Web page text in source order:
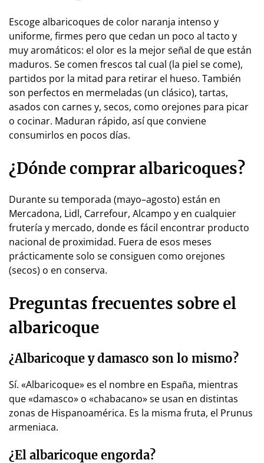
Escoge albaricoques de color naranja intenso y
uniforme, firmes pero que cedan un poco al tacto y
muy aromáticos: el olor es la mejor señal de que están
maduros. Se comen frescos tal cual (la piel se come),
partidos por la mitad para retirar el hueso. También
son perfectos en mermeladas (un clásico), tartas,
asados con carnes y, secos, como orejones para picar
o cocinar. Maduran rápido, así que conviene
consumirlos en pocos días.
¿Dónde comprar albaricoques?
Durante su temporada (mayo–agosto) están en
Mercadona, Lidl, Carrefour, Alcampo y en cualquier
frutería y mercado, donde es fácil encontrar producto
nacional de proximidad. Fuera de esos meses
prácticamente solo se consiguen como orejones
(secos) o en conserva.
Preguntas frecuentes sobre el
albaricoque
¿Albaricoque y damasco son lo mismo?
Sí. «Albaricoque» es el nombre en España, mientras
que «damasco» o «chabacano» se usan en distintas
zonas de Hispanoamérica. Es la misma fruta, el Prunus
armeniaca.
¿El albaricoque engorda?